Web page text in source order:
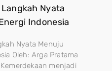
Nyata
Indonesia
Nyata Menuju
Oleh: Arga Pratama
menjadi